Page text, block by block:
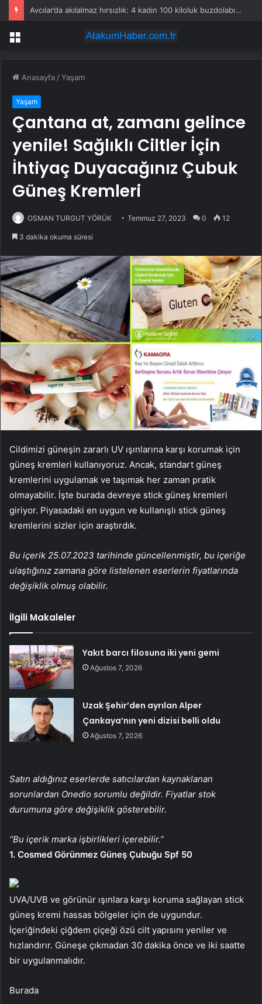
Avcılar’da akılalmaz hırsızlık: 4 kadın 100 kiloluk buzdolabını böyle çaldı
Menü
Anasayfa /Yaşam
Yaşam
Çantana at, zamanı gelince
yenile! Sağlıklı Ciltler İçin
İhtiyaç Duyacağınız Çubuk
Güneş Kremleri
OSMAN TURGUT YÖRÜK Temmuz 27, 2023 0 12
3 dakika okuma süresi
Cildimizi güneşin zararlı UV ışınlarına karşı korumak için
güneş kremleri kullanıyoruz. Ancak, standart güneş
kremlerini uygulamak ve taşımak her zaman pratik
olmayabilir. İşte burada devreye stick güneş kremleri
giriyor. Piyasadaki en uygun ve kullanışlı stick güneş
kremlerini sizler için araştırdık.
Bu içerik 25.07.2023 tarihinde güncellenmiştir, bu içeriğe
ulaştığınız zamana göre listelenen eserlerin fiyatlarında
değişiklik olmuş olabilir.
İlgili Makaleler
Yakıt barcı filosuna iki yeni gemi
Ağustos 7, 2026
Uzak Şehir’den ayrılan Alper
Çankaya’nın yeni dizisi belli oldu
Ağustos 7, 2026
Satın aldığınız eserlerde satıcılardan kaynaklanan
sorunlardan Onedio sorumlu değildir. Fiyatlar stok
durumuna göre değişiklik gösterebilir.
“Bu içerik marka işbirlikleri içerebilir.”
1. Cosmed Görünmez Güneş Çubuğu Spf 50
UVA/UVB ve görünür ışınlara karşı koruma sağlayan stick
güneş kremi hassas bölgeler için de uygundur.
İçeriğindeki çiğdem çiçeği özü cilt yapısını yeniler ve
hızlandırır. Güneşe çıkmadan 30 dakika önce ve iki saatte
bir uygulanmalıdır.
Burada